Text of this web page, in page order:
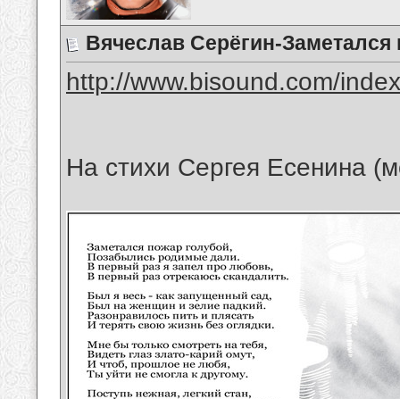
Вячеслав Серёгин-Заметался
http://www.bisound.com/
На стихи Сергея Есенина